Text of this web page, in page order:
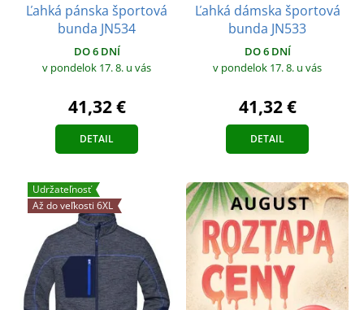
Ľahká pánska športová
bunda JN534
DO 6 DNÍ
v pondelok 17. 8. u vás
41,32 €
DETAIL
Ľahká dámska športová
bunda JN533
DO 6 DNÍ
v pondelok 17. 8. u vás
41,32 €
DETAIL
Udržateľnosť
Až do veľkosti 6XL